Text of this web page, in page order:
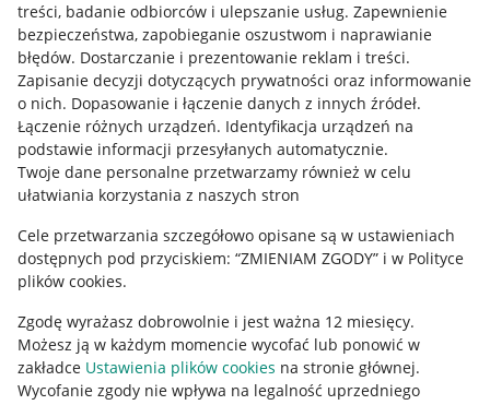
treści, badanie odbiorców i ulepszanie usług. Zapewnienie
bezpieczeństwa, zapobieganie oszustwom i naprawianie
błędów. Dostarczanie i prezentowanie reklam i treści.
Zapisanie decyzji dotyczących prywatności oraz informowanie
o nich. Dopasowanie i łączenie danych z innych źródeł.
Łączenie różnych urządzeń. Identyfikacja urządzeń na
podstawie informacji przesyłanych automatycznie.
Twoje dane personalne przetwarzamy również w celu
ułatwiania korzystania z naszych stron
Cele przetwarzania szczegółowo opisane są w ustawieniach
dostępnych pod przyciskiem: “ZMIENIAM ZGODY” i w Polityce
plików cookies.
Zgodę wyrażasz dobrowolnie i jest ważna 12 miesięcy.
Możesz ją w każdym momencie wycofać lub ponowić w
zakładce Ustawienia plików cookies na stronie głównej.
Wycofanie zgody nie wpływa na legalność uprzedniego
Mapa miejscowości
Informacje prawne
Regulamin
Polityka plików "cookies"
Ustawienia plików "cookies"
Udostępnianie lokalizacji
Informacje dla Aktu o Usługach Cyfrowych
Pobierz aplikację